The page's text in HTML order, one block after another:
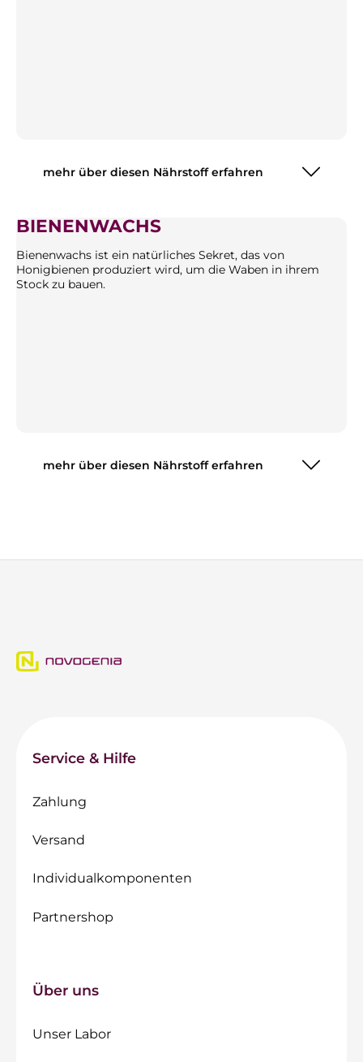
mehr über diesen Nährstoff erfahren
BIENENWACHS
Bienenwachs ist ein natürliches Sekret, das von
Honigbienen produziert wird, um die Waben in ihrem
Stock zu bauen.
mehr über diesen Nährstoff erfahren
Service & Hilfe
Zahlung
Versand
Individualkomponenten
Partnershop
Über uns
Unser Labor